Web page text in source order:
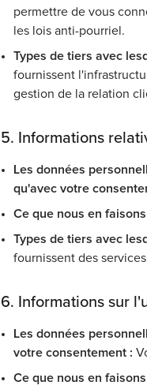
permettre de vous
les lois anti-pourriel.
Types de tiers avec
fournissent
gestion de la relation
5. Informations
Les données
qu'avec votre
Ce que nous en faisons
Types de tiers avec
fournissent des
6. Informations sur
Les données
votre consentement :
Ce que nous en faisons